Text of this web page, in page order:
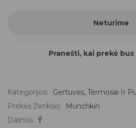
Neturime
Pranešti, kai prekė
Kategorijos: Gertuvės, Termosai Ir
Prekės Ženklas:
Munchkin
Dalintis: